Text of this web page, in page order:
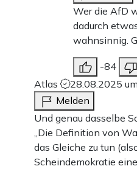
Wer die AfD
dadurch
wahnsinnig.
-84
Atlas
28.08.2025
Melden
Und genau dasselbe
„Die Definition von
das Gleiche zu tun
Scheindemokratie